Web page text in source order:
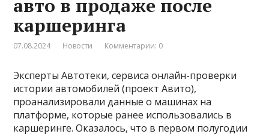
авто в продаже после
каршеринга
07.08.2024 Новости Комментарии: 0
Эксперты Автотеки, сервиса онлайн-проверки
истории автомобилей (проект Авито),
проанализировали данные о машинах на
платформе, которые ранее использовались в
каршеринге. Оказалось, что в первом полугодии